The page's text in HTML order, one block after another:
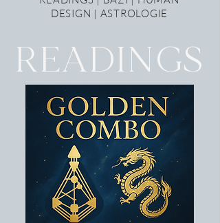
DESIGN | ASTROLOGIE
READINGS